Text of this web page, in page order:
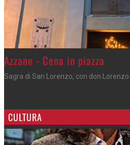
Gli appuntamenti fino a sabato
Cosa fare questi giorni nel Cremasco
CULTURA